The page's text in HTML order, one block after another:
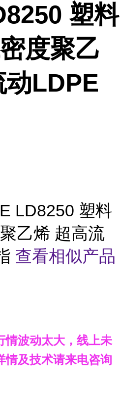
塑料
度聚乙
LDPE
LD8250 塑料
乙烯 超高流
查看相似产品
情波动太大，线上未
情及技术请来电咨询